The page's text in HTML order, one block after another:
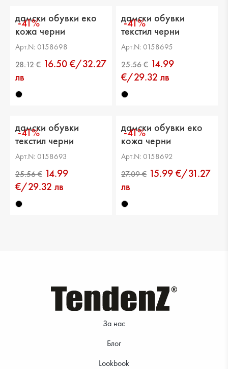
30.67 €
-41%
дамски обувки еко
кожа черни
Арт.N: 0158698
16.50 €/32.27
лв
-41%
дамски обувки
текстил черни
Арт.N: 0158695
14.99
€/29.32 лв
-41%
дамски обувки
текстил черни
Арт.N: 0158693
14.99
€/29.32 лв
-41%
дамски обувки еко
кожа черни
Арт.N: 0158692
15.99 €/31.27
лв
За нас
Блог
Lookbook